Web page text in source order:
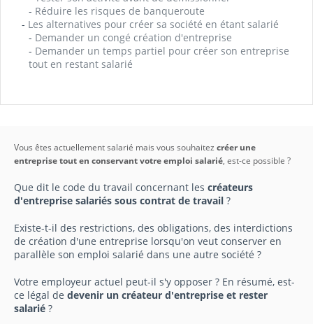
- Réduire les risques de banqueroute
- Les alternatives pour créer sa société en étant salarié
- Demander un congé création d'entreprise
- Demander un temps partiel pour créer son entreprise
tout en restant salarié
Vous êtes actuellement salarié mais vous souhaitez créer une
entreprise tout en conservant votre emploi salarié, est-ce possible ?
Que dit le code du travail concernant les créateurs
d'entreprise salariés sous contrat de travail ?
Existe-t-il des restrictions, des obligations, des interdictions
de création d'une entreprise lorsqu'on veut conserver en
parallèle son emploi salarié dans une autre société ?
Votre employeur actuel peut-il s'y opposer ? En résumé, est-
ce légal de devenir un créateur d'entreprise et rester
salarié ?